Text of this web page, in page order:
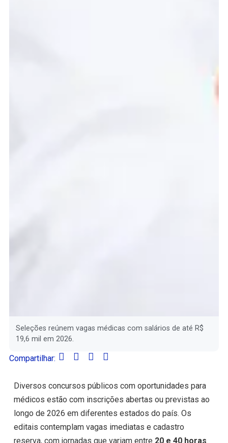
Seleções reúnem vagas médicas com salários de até R$
19,6 mil em 2026.
Compartilhar:
Diversos concursos públicos com oportunidades para
médicos estão com inscrições abertas ou previstas ao
longo de 2026 em diferentes estados do país. Os
editais contemplam vagas imediatas e cadastro
reserva, com jornadas que variam entre 20 e 40 horas